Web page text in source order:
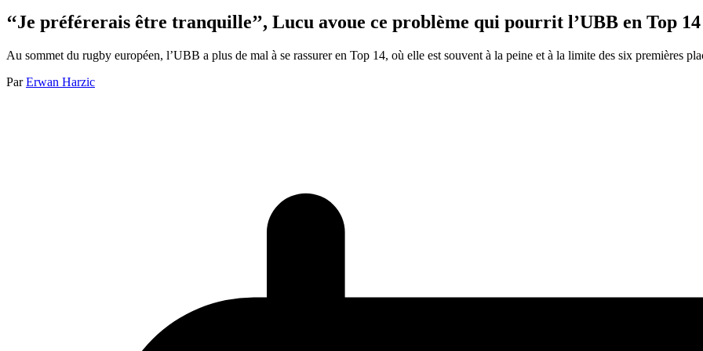
‘‘Je préférerais être tranquille’’, Lucu avoue ce problème qui pourrit l’UBB en Top 14
Au sommet du rugby européen, l’UBB a plus de mal à se rassurer en Top 14, où elle est souvent à la peine et à la limite des six premières
Par Erwan Harzic